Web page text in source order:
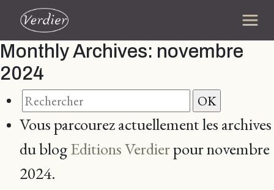
Monthly Archives: novembre
2024
Vous parcourez actuellement les archives
du blogEditions Verdierpour novembre
2024.